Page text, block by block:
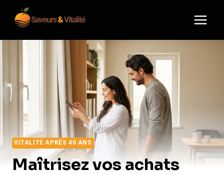
contenu
VITALITÉ APRÈS 40 ANS
Maîtrisez vos achats